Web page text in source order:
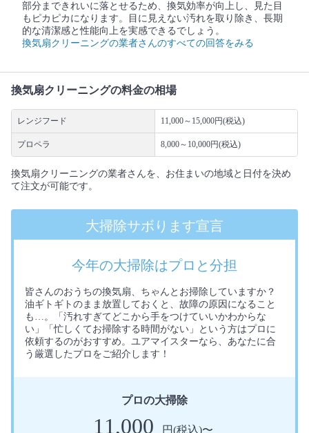
部分まできれいに落とせるため、換気効率が向上し、見た目
もピカピカになります。目に見えない汚れを取り除き、長期
的な清潔感と性能向上を実感できるでしょう。
換気扇クリーニングの業者さんのすべての回答をみる
換気扇クリーニングの料金の相場
レンジフード 11,000～15,000円(税込)
プロペラ 8,000～10,000円(税込)
換気扇クリーニングの業者さんを、お住まいの地域と日付を決め
て注文が可能です。
大掃除サボります宣言
今年の大掃除はプロと分担
皆さんのおうちの換気扇、ちゃんとお掃除していますか？
油ギトギトのまま放置しておくと、故障の原因になること
も…。「汚れすぎてどこから手をつけていいかわからな
い」「忙しくてお掃除する時間がない」という方はプロに
依頼するのがおすすめ。ユアマイスターなら、あなたに合
う厳選したプロをご紹介します！
プロの大掃除
11,000 円(税込)〜